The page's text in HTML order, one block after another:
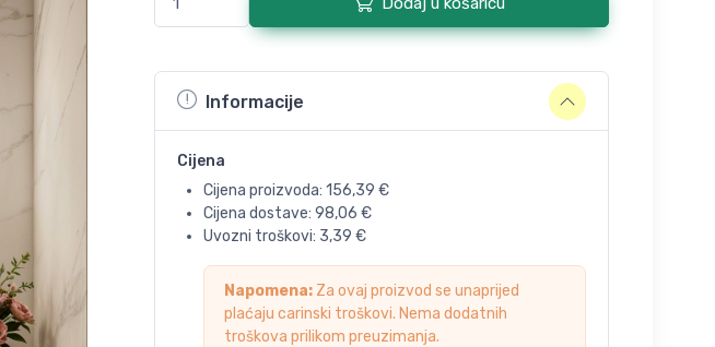
Informacije
Cijena
Cijena proizvoda: 156,39 €
Cijena dostave: 98,06 €
Uvozni troškovi: 3,39 €
Napomena:Za ovaj proizvod se unaprijed
plaćaju carinski troškovi. Nema dodatnih
troškova prilikom preuzimanja.